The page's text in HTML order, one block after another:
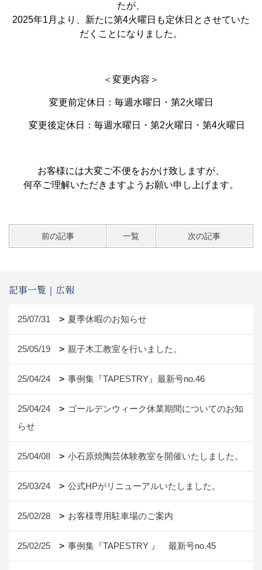
たが、
2025年1月より、新たに第4火曜日も定休日とさせていた
だくことになりました。
＜変更内容＞
変更前定休日：毎週水曜日・第2火曜日
変更後定休日：毎週水曜日・第2火曜日・第4火曜日
お客様には大変ご不便をおかけ致しますが、
何卒ご理解いただきますようお願い申し上げます。
前の記事 一覧 次の記事
記事一覧｜広報
25/07/31 夏季休暇のお知らせ
25/05/19 親子木工教室を行いました。
25/04/24 事例集『TAPESTRY』最新号no.46
25/04/24
ゴールデンウィーク休業期間についてのお知
らせ
25/04/08 小石原焼陶芸体験教室を開催いたしました。
25/03/24 公式HPがリニューアルいたしました。
25/02/28 お客様専用駐車場のご案内
25/02/25 事例集『TAPESTRY 』 最新号no.45